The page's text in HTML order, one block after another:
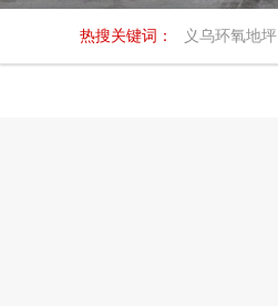
热搜关键词： 义乌环氧地坪